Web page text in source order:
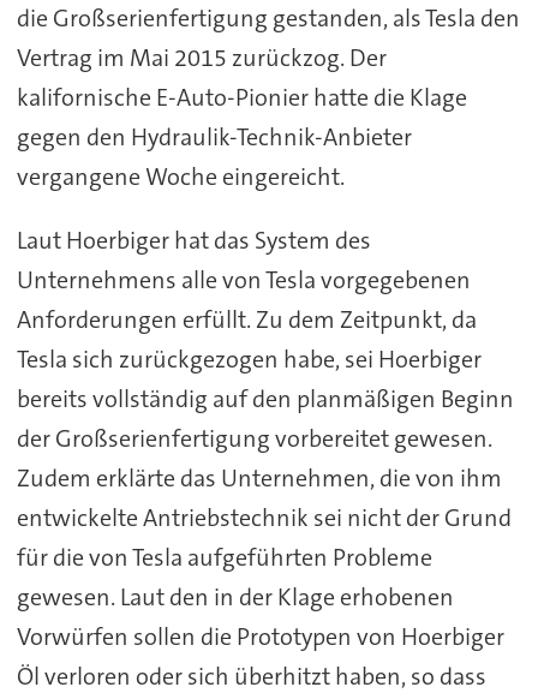
die Großserienfertigung gestanden, als Tesla den
Vertrag im Mai 2015 zurückzog. Der
kalifornische E-Auto-Pionier hatte die Klage
gegen den Hydraulik-Technik-Anbieter
vergangene Woche eingereicht.
Laut Hoerbiger hat das System des
Unternehmens alle von Tesla vorgegebenen
Anforderungen erfüllt. Zu dem Zeitpunkt, da
Tesla sich zurückgezogen habe, sei Hoerbiger
bereits vollständig auf den planmäßigen Beginn
der Großserienfertigung vorbereitet gewesen.
Zudem erklärte das Unternehmen, die von ihm
entwickelte Antriebstechnik sei nicht der Grund
für die von Tesla aufgeführten Probleme
gewesen. Laut den in der Klage erhobenen
Vorwürfen sollen die Prototypen von Hoerbiger
Öl verloren oder sich überhitzt haben, so dass